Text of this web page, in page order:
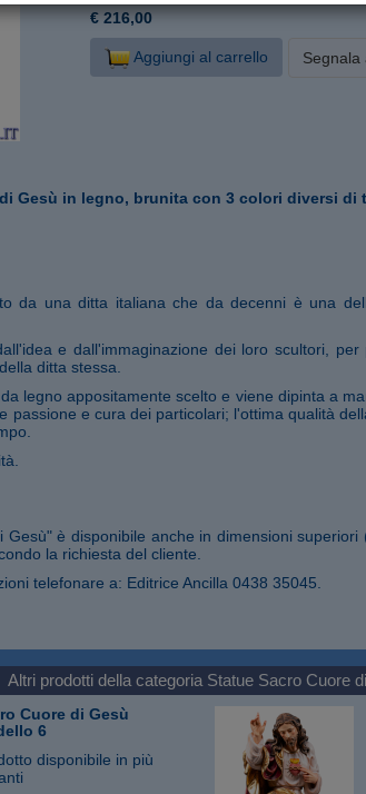
€ 216,00
Aggiungi al carrello Segnala
Gesù in legno, brunita con 3 colori diversi di
da una ditta italiana che da decenni è una
e dall'immaginazione dei loro scultori,
ditta stessa.
legno appositamente scelto e viene dipinta a
passione e cura dei particolari; l'ottima qualità
Gesù" è disponibile anche in dimensioni
la richiesta del cliente.
telefonare a: Editrice Ancilla 0438 35045.
Altri prodotti della categoria Statue Sacro Cuore
Cuore di Gesù
6
disponibile in più